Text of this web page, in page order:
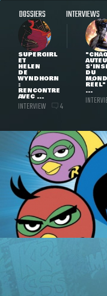
DOSSIERS INTERVIEWS
SUPERGIRL
ET
HELEN
DE
WYNDHORN
:
RENCONTRE
AVEC ...
INTERVIEW 4
DU
...